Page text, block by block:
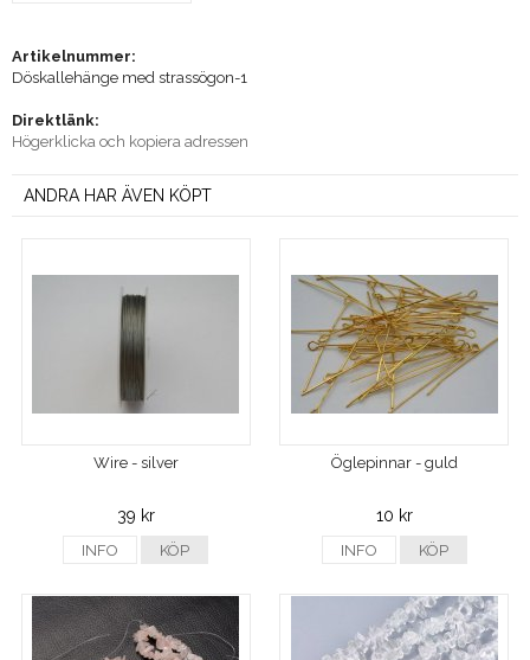
Artikelnummer:
Döskallehänge med strassögon-1
Direktlänk:
Högerklicka och kopiera adressen
ANDRA HAR ÄVEN KÖPT
Wire - silver
39 kr
INFO KÖP
Öglepinnar - guld
10 kr
INFO KÖP